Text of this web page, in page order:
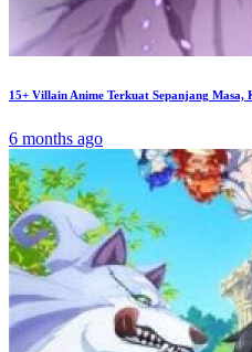
15+ Villain Anime Terkuat Sepanjang Masa,
6 months ago